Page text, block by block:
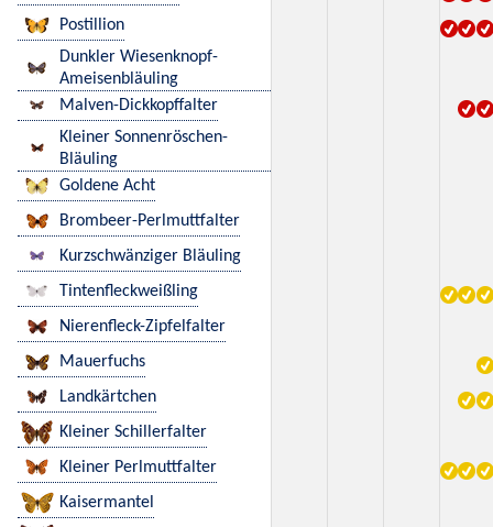
Postillion
Dunkler Wiesenknopf-
Ameisenbläuling
Malven-Dickkopffalter
Kleiner Sonnenröschen-
Bläuling
Goldene Acht
Brombeer-Perlmuttfalter
Kurzschwänziger Bläuling
Tintenfleckweißling
Nierenfleck-Zipfelfalter
Mauerfuchs
Landkärtchen
Kleiner Schillerfalter
Kleiner Perlmuttfalter
Kaisermantel